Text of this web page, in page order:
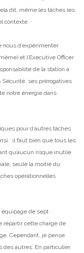
dit, même les tâches les
contexte.
nous d’expérimenter
et l’Executive Officer
de la station à
Sécurité, ses prérogatives
notre énergie dans
pour d’autres tâches
: il faut bien que tous les
qu’aucun risque inutile
seule la moitié du
opérationnelles
équipage de sept
répartir cette charge de
Cependant, je pense
des autres. En particulier,